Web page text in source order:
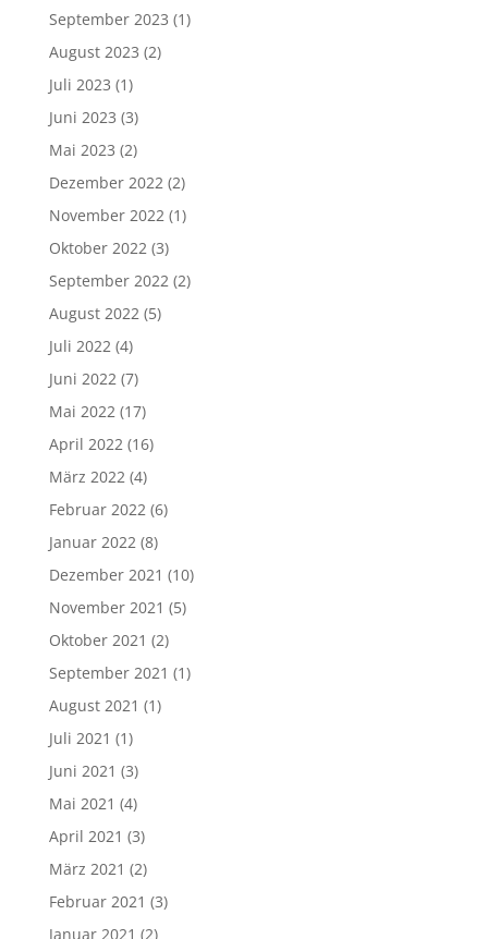
September 2023 (1)
August 2023 (2)
Juli 2023 (1)
Juni 2023 (3)
Mai 2023 (2)
Dezember 2022(2)
November 2022(1)
Oktober 2022(3)
September 2022(2)
August 2022(5)
Juli 2022(4)
Juni 2022(7)
Mai 2022(17)
April 2022(16)
März 2022(4)
Februar 2022(6)
Januar 2022(8)
Dezember 2021 (10)
November 2021 (5)
Oktober 2021 (2)
September 2021 (1)
August 2021 (1)
Juli 2021 (1)
Juni 2021 (3)
Mai 2021 (4)
April 2021 (3)
März 2021 (2)
Februar 2021 (3)
Januar 2021 (2)